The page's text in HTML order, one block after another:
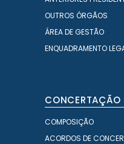
OUTROS ÓRGÃOS
ÁREA DE GESTÃO
ENQUADRAMENTO
CONCERTAÇÃO
COMPOSIÇÃO
ACORDOS DE